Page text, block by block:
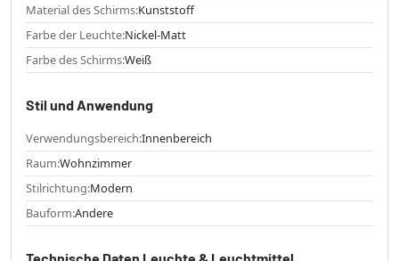
Material des Schirms:Kunststoff
Farbe der Leuchte:Nickel-Matt
Farbe des Schirms:Weiß
Stil und Anwendung
Verwendungsbereich:Innenbereich
Raum:Wohnzimmer
Stilrichtung:Modern
Bauform:Andere
Technische Daten Leuchte & Leuchtmittel